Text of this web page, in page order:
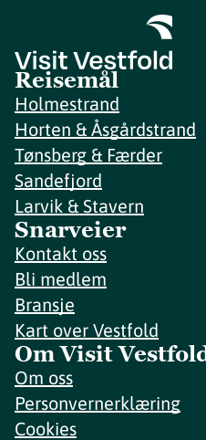
Reisemål
Holmestrand
Horten & Åsgårdstrand
Tønsberg & Færder
Sandefjord
Larvik & Stavern
Snarveier
Kontakt oss
Bli medlem
Bransje
Kart over Vestfold
Om Visit
Om oss
Personvernerklæring
Cookies